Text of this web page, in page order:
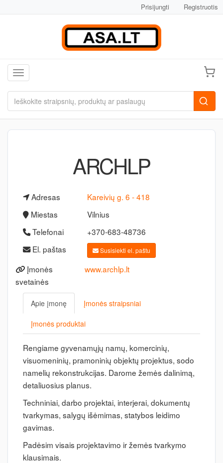
Prisijungti Registruotis
Toggle navigation
ARCHLP
Adresas
Kareivių g. 6 - 418
Miestas
Vilnius
Telefonai
+370-683-48736
El. paštas
Susisiekti el. paštu
Įmonės
svetainės
www.archlp.lt
Apie įmonę Įmonės straipsniai
Įmonės produktai
Rengiame gyvenamųjų namų, komercinių,
visuomeninių, pramoninių objektų projektus, sodo
namelių rekonstrukcijas. Darome žemės dalinimą,
detaliuosius planus.
Techniniai, darbo projektai, interjerai, dokumentų
tvarkymas, salygų išėmimas, statybos leidimo
gavimas.
Padėsim visais projektavimo ir žemės tvarkymo
klausimais.